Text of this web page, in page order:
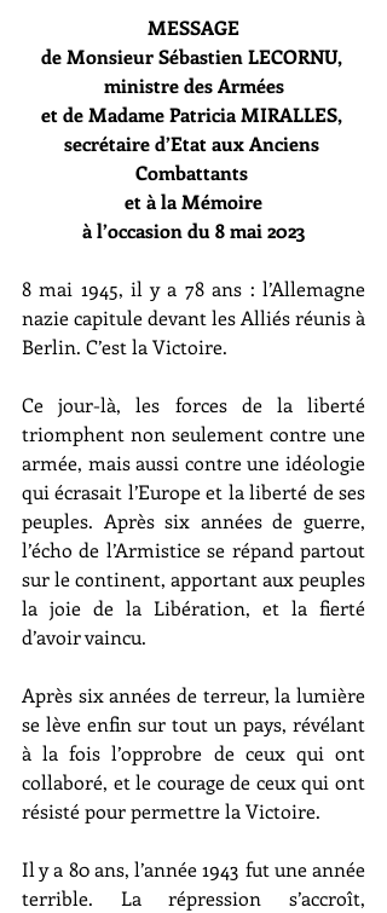
MESSAGE
de Monsieur Sébastien LECORNU,
ministre des Armées
et de Madame Patricia MIRALLES,
secrétaire d’Etat aux Anciens
Combattants
et à la Mémoire
à l’occasion du 8 mai 2023
8 mai 1945, il y a 78 ans : l’Allemagne
nazie capitule devant les Alliés réunis à
Berlin. C’est la Victoire.
Ce jour-là, les forces de la liberté
triomphent non seulement contre une
armée, mais aussi contre une idéologie
qui écrasait l’Europe et la liberté de ses
peuples. Après six années de guerre,
l’écho de l’Armistice se répand partout
sur le continent, apportant aux peuples
la joie de la Libération, et la fierté
d’avoir vaincu.
Après six années de terreur, la lumière
se lève enfin sur tout un pays, révélant
à la fois l’opprobre de ceux qui ont
collaboré, et le courage de ceux qui ont
résisté pour permettre la Victoire.
Il y a 80 ans, l’année 1943 fut une année
terrible. La répression s’accroît,